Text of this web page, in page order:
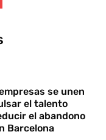
se unen
el talento
el abandono
Barcelona